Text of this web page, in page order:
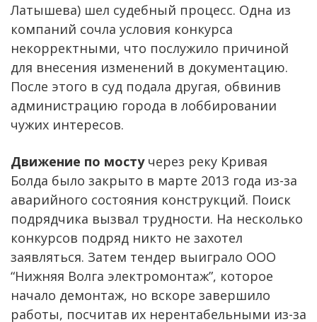
Латышева) шел судебный процесс. Одна из
компаний сочла условия конкурса
некорректными, что послужило причиной
для внесения изменений в документацию.
После этого в суд подала другая, обвинив
администрацию города в лоббировании
чужих интересов.
Движение по мостучерез реку Кривая
Болда было закрыто в марте 2013 года из-за
аварийного состояния конструкций. Поиск
подрядчика вызвал трудности. На несколько
конкурсов подряд никто не захотел
заявляться. Затем тендер выиграло ООО
“Нижняя Волга электромонтаж”, которое
начало демонтаж, но вскоре завершило
работы, посчитав их нерентабельными из-за